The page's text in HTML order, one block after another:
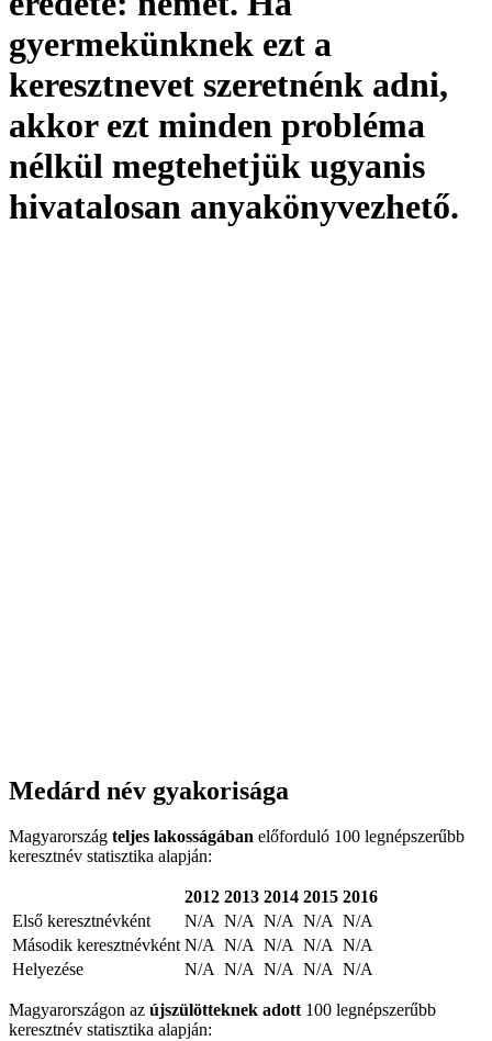
gyermekünknek ezt a
keresztnevet szeretnénk adni,
akkor ezt minden probléma
nélkül megtehetjük ugyanis
hivatalosan anyakönyvezhető.
Medárd név gyakorisága
Magyarország teljes lakosságában előforduló 100 legnépszerűbb
keresztnév statisztika alapján:
2012 2013 2014 2015 2016
Első keresztnévként
N/A N/A N/A N/A N/A
Második keresztnévként N/A N/A N/A N/A N/A
Helyezése
N/A N/A N/A N/A N/A
Magyarországon az újszülötteknek adott100 legnépszerűbb
keresztnév statisztika alapján: